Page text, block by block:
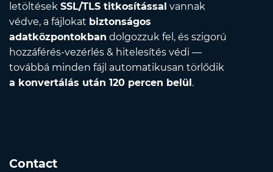
letöltések SSL/TLS titkosítással vannak
védve, a fájlokat biztonságos
adatközpontokban dolgozzuk fel, és szigorú
hozzáférés-vezérlés & hitelesítés védi —
továbbá minden fájl automatikusan törlődik
a konvertálás után 120 percen belül .
Contact